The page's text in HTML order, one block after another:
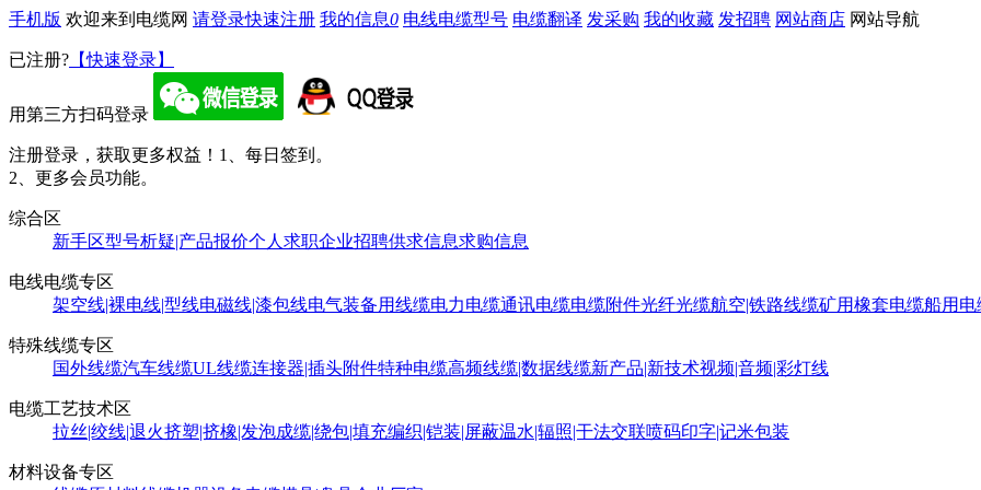
手机版 欢迎来到电缆网 请登录快速注册 我的信息0 电线电缆型号 电缆翻译 发采购 我的收藏 发招聘 网站商店 网站导航
已注册? 【快速登录】
用第三方扫码登录
注册登录，获取更多权益！ 1、每日签到。
2、更多会员功能。
综合区
新手区型号析疑|产品报价个人求职企业招聘供求信息求购信息
电线电缆专区
架空线|裸电线|型线电磁线|漆包线电气装备用线缆电力电缆通讯电缆电缆附件光纤光缆航空|铁路线缆矿用橡套电缆船用电
特殊线缆专区
国外线缆汽车线缆UL线缆连接器|插头附件特种电缆高频线缆|数据线缆新产品|新技术视频|音频|彩灯线
电缆工艺技术区
拉丝|绞线|退火挤塑|挤橡|发泡成缆|绕包|填充编织|铠装|屏蔽温水|辐照|干法交联喷码印字|记米包装
材料设备专区